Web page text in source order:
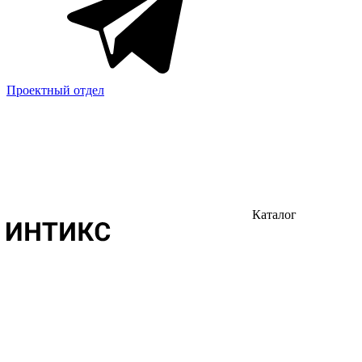
Проектный отдел
Каталог